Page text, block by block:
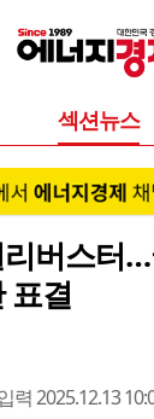
섹션뉴스
버스터
표결
력 2025.12.13